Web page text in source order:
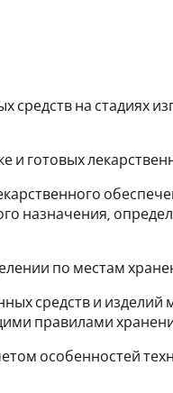
средств на стадиях
и готовых
назначения,
по местам
средств и изделий
правилами
особенностей